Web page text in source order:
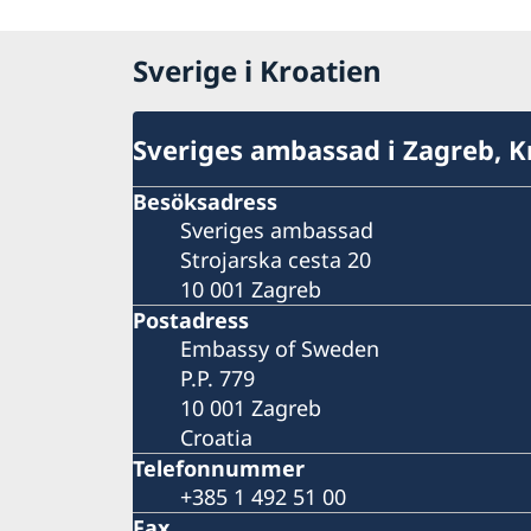
Sverige i Kroatien
Sveriges ambassad i Zagreb,
Besöksadress
Sveriges ambassad
Strojarska cesta 20
10 001 Zagreb
Postadress
Embassy of Sweden
P.P. 779
10 001 Zagreb
Croatia
Telefonnummer
+385 1 492 51 00